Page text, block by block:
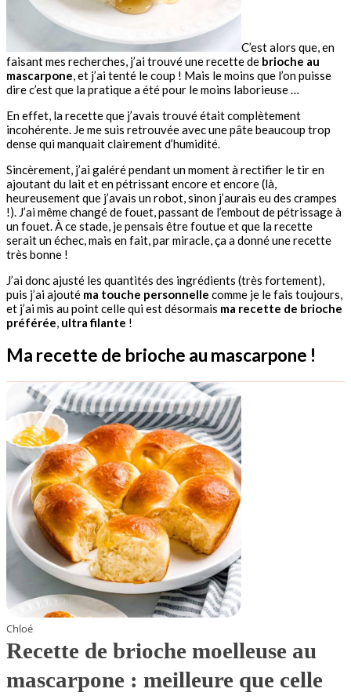
C’est alors que, en
faisant mes recherches, j’ai trouvé une recette de brioche au
mascarpone, et j’ai tenté le coup ! Mais le moins que l’on puisse
dire c’est que la pratique a été pour le moins laborieuse …
En effet, la recette que j’avais trouvé était complètement
incohérente. Je me suis retrouvée avec une pâte beaucoup trop
dense qui manquait clairement d’humidité.
Sincèrement, j’ai galéré pendant un moment à rectifier le tir en
ajoutant du lait et en pétrissant encore et encore (là,
heureusement que j’avais un robot, sinon j’aurais eu des crampes
!). J’ai même changé de fouet, passant de l’embout de pétrissage à
un fouet. À ce stade, je pensais être foutue et que la recette
serait un échec, mais en fait, par miracle, ça a donné une recette
très bonne !
J’ai donc ajusté les quantités des ingrédients (très fortement),
puis j’ai ajouté ma touche personnelle comme je le fais toujours,
et j’ai mis au point celle qui est désormais ma recette de brioche
préférée, ultra filante !
Ma recette de brioche au mascarpone !
Chloé
Recette de brioche moelleuse au
mascarpone : meilleure que celle